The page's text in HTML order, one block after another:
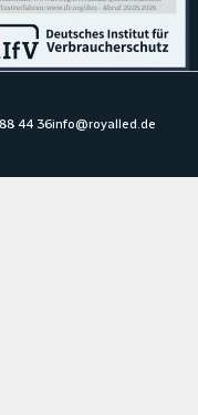
44 36info@royalled.de